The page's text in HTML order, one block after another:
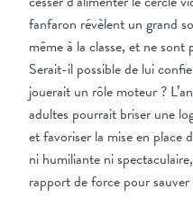
fanfaron révèlent un grand
même à la classe, et ne sont
Serait-il possible de lui
jouerait un rôle moteur ?
adultes pourrait briser une
et favoriser la mise en place
ni humiliante ni
rapport de force pour sauver